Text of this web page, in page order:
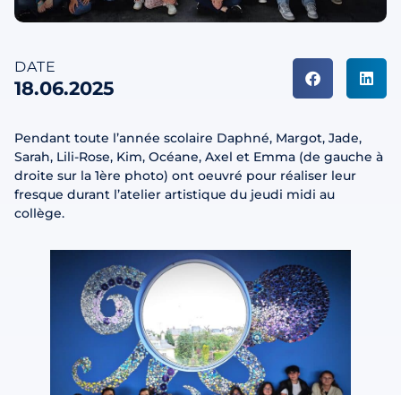
DATE
18.06.2025
Pendant toute l’année scolaire Daphné, Margot, Jade,
Sarah, Lili-Rose, Kim, Océane, Axel et Emma (de gauche à
droite sur la 1ère photo) ont oeuvré pour réaliser leur
fresque durant l’atelier artistique du jeudi midi au
collège.